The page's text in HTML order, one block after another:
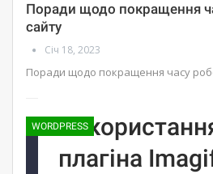
Поради щодо покращення
сайту
Січ 18, 2023
Поради щодо покращення часу
WORDPRESS
плагіна